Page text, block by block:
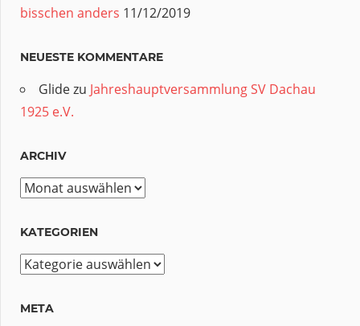
bisschen anders 11/12/2019
NEUESTE KOMMENTARE
Glidezu Jahreshauptversammlung SV Dachau
1925 e.V.
ARCHIV
Archiv
KATEGORIEN
Kategorien
META